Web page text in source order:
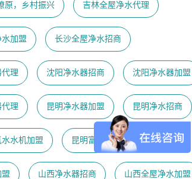
原，乡村振兴 吉林全屋净水代理
加盟 长沙全屋净水招商
理 沈阳净水器招商 沈阳净水器加盟
代理 昆明净水器加盟 昆明净水招商
水水机加盟 昆明富氢水机代理
山西净水器招商 山西全屋净水加盟